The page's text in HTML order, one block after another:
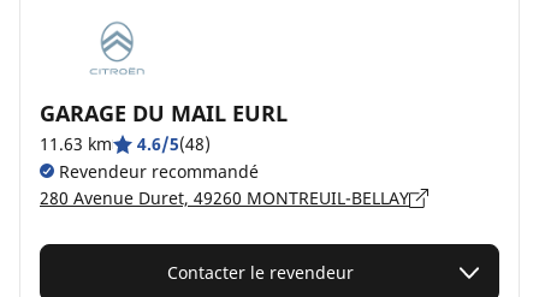
GARAGE DU MAIL EURL
11.63 km 4.6/5(48)
Revendeur recommandé
280 Avenue Duret, 49260 MONTREUIL-BELLAY
Contacter le revendeur